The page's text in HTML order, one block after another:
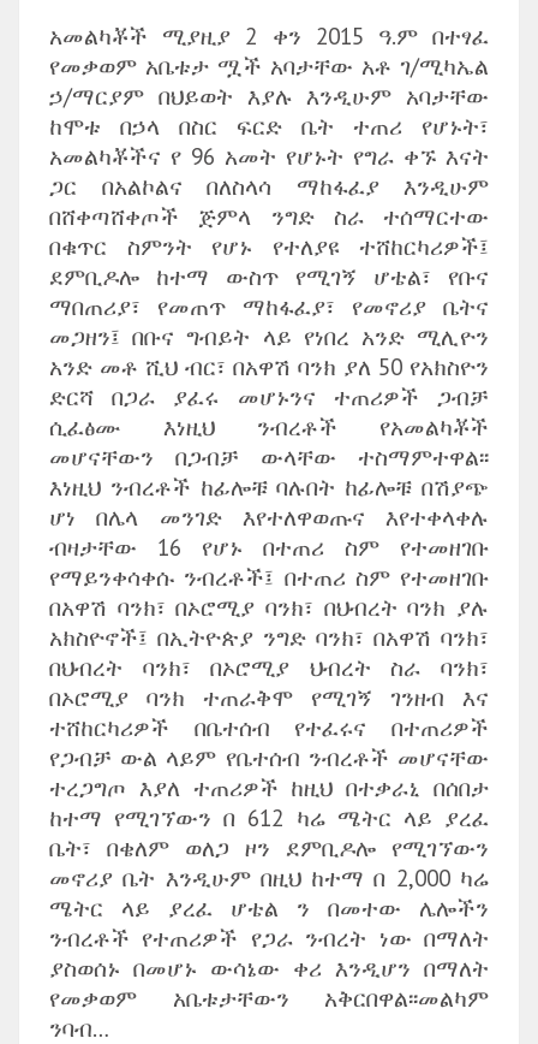
አመልካቾች ሚያዚያ 2 ቀን 2015 ዓ.ም በተፃፈ
የመቃወም አቤቱታ ሟች አባታቸው አቶ ገ/ሚካኤል
ኃ/ማርያም በህይወት እያሉ እንዲሁም አባታቸው
ከሞቱ በኃላ በስር ፍርድ ቤት ተጠሪ የሆኑት፣
አመልካቾችና የ 96 አመት የሆኑት የግራ ቀኙ እናት
ጋር በአልኮልና በለስላሳ ማከፋፈያ እንዲሁም
በሸቀጣሸቀጦች ጅምላ ንግድ ስራ ተሰማርተው
በቁጥር ስምንት የሆኑ የተለያዩ ተሸከርካሪዎች፤
ደምቢዶሎ ከተማ ውስጥ የሚገኝ ሆቴል፣ የቡና
ማበጠሪያ፣ የመጠጥ ማከፋፈያ፣ የመኖሪያ ቤትና
መጋዘን፤ በቡና ግብይት ላይ የነበረ አንድ ሚሊዮን
አንድ መቶ ሺህ ብር፣ በአዋሽ ባንክ ያለ 50 የአክስዮን
ድርሻ በጋራ ያፈሩ መሆኑንና ተጠሪዎች ጋብቻ
ሲፈፅሙ እነዚህ ንብረቶች የአመልካቾች
መሆናቸውን በጋብቻ ውላቸው ተስማምተዋል፡፡
እነዚህ ንብረቶች ከፊሎቹ ባሉበት ከፊሎቹ በሽያጭ
ሆነ በሌላ መንገድ እየተለዋወጡና እየተቀላቀሉ
ብዛታቸው 16 የሆኑ በተጠሪ ስም የተመዘገቡ
የማይንቀሳቀሱ ንብረቶች፤ በተጠሪ ስም የተመዘገቡ
በአዋሽ ባንክ፣ በኦሮሚያ ባንክ፣ በህብረት ባንክ ያሉ
አክስዮኖች፤ በኢትዮጵያ ንግድ ባንክ፣ በአዋሽ ባንክ፣
በህብረት ባንክ፣ በኦሮሚያ ህብረት ስራ ባንክ፣
በኦሮሚያ ባንክ ተጠራቅሞ የሚገኝ ገንዘብ እና
ተሸከርካሪዎች በቤተሰብ የተፈሩና በተጠሪዎች
የጋብቻ ውል ላይም የቤተሰብ ንብረቶች መሆናቸው
ተረጋግጦ እያለ ተጠሪዎች ከዚህ በተቃራኒ በሰበታ
ከተማ የሚገኘውን በ 612 ካሬ ሜትር ላይ ያረፈ
ቤት፣ በቄለም ወለጋ ዞን ደምቢዶሎ የሚገኘውን
መኖሪያ ቤት እንዲሁም በዚህ ከተማ በ 2,000 ካሬ
ሜትር ላይ ያረፈ ሆቴል ን በመተው ሌሎችን
ንብረቶች የተጠሪዎች የጋራ ንብረት ነው በማለት
ያስወሰኑ በመሆኑ ውሳኔው ቀሪ እንዲሆን በማለት
የመቃወም አቤቱታቸውን አቅርበዋል፡፡መልካም
ንባብ…